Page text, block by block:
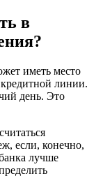
в
иметь место
линии.
день. Это
если, конечно,
лучше